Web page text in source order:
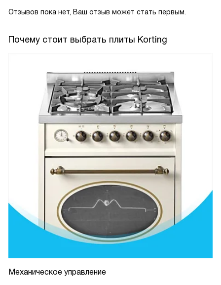
Отзывов пока нет, Ваш отзыв может стать первым.
Почему стоит выбрать плиты Korting
Механическое управление